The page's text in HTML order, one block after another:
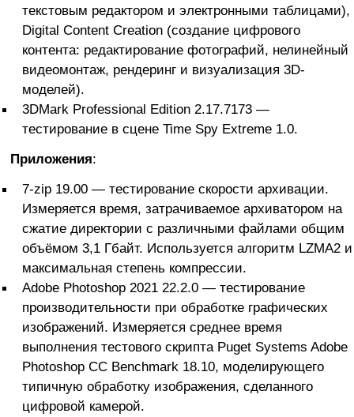
текстовым редактором и электронными таблицами),
Digital Content Creation (создание цифрового
контента: редактирование фотографий, нелинейный
видеомонтаж, рендеринг и визуализация 3D-
моделей).
3DMark Professional Edition 2.17.7173 —
тестирование в сцене Time Spy Extreme 1.0.
Приложения:
7-zip 19.00 — тестирование скорости архивации.
Измеряется время, затрачиваемое архиватором на
сжатие директории с различными файлами общим
объёмом 3,1 Гбайт. Используется алгоритм LZMA2 и
максимальная степень компрессии.
Adobe Photoshop 2021 22.2.0 — тестирование
производительности при обработке графических
изображений. Измеряется среднее время
выполнения тестового скрипта Puget Systems Adobe
Photoshop CC Benchmark 18.10, моделирующего
типичную обработку изображения, сделанного
цифровой камерой.